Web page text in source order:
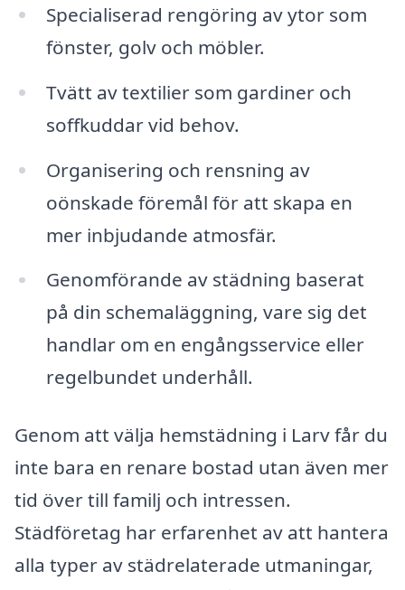
Specialiserad rengöring av ytor som
fönster, golv och möbler.
Tvätt av textilier som gardiner och
soffkuddar vid behov.
Organisering och rensning av
oönskade föremål för att skapa en
mer inbjudande atmosfär.
Genomförande av städning baserat
på din schemaläggning, vare sig det
handlar om en engångsservice eller
regelbundet underhåll.
Genom att välja hemstädning i Larv får du
inte bara en renare bostad utan även mer
tid över till familj och intressen.
Städföretag har erfarenhet av att hantera
alla typer av städrelaterade utmaningar,